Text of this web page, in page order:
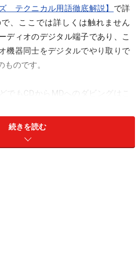
ズ テクニカル用語徹底解説】 で詳
、ここでは詳しくは触れません
ディオのデジタル端子であり、こ
機器同士をデジタルでやり取りで
のです。
でもCDからMDへのダビングはこ
インターフェイスでもS/PDIFを搭
しています。使っているか否かは
のパソコンにS/PDIFの端子が搭載
続きを読む